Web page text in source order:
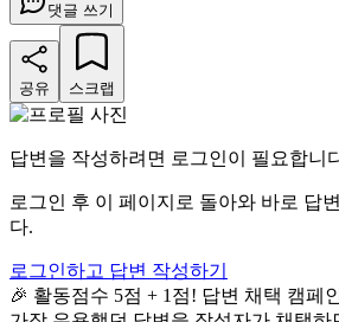
댓글 쓰기
공유 스크랩
답변을 작성하려면 로그인이 필요합니
로그인 후 이 페이지로 돌아와 바로 답
다.
로그인하고 답변 작성하기
🎉 활동점수 5점 + 1점! 답변 채택 캠페